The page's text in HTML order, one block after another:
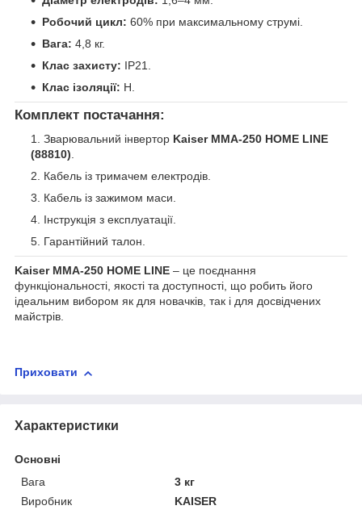
Робочий цикл: 60% при максимальному струмі.
Вага: 4,8 кг.
Клас захисту: IP21.
Клас ізоляції: H.
Комплект постачання:
Зварювальний інвертор Kaiser MMA-250 HOME LINE
(88810).
Кабель із тримачем електродів.
Кабель із зажимом маси.
Інструкція з експлуатації.
Гарантійний талон.
Kaiser MMA-250 HOME LINE – це поєднання
функціональності, якості та доступності, що робить його
ідеальним вибором як для новачків, так і для досвідчених
майстрів.
Приховати
Характеристики
Основні
Вага
3 кг
Виробник
KAISER